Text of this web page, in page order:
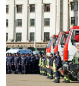
пошуку
ВСЕ ЗА ДЕНЬ
СПЕЦПРОЕКТИ
ДЕПОРТАЦІЯ
ВІДЕОУРОКИ
ЯК ОБІЙТИ
Русский